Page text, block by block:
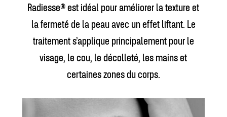
Radiesse® est idéal pour améliorer la texture et
la fermeté de la peau avec un effet liftant. Le
traitement s’applique principalement pour le
visage, le cou, le décolleté, les mains et
certaines zones du corps.